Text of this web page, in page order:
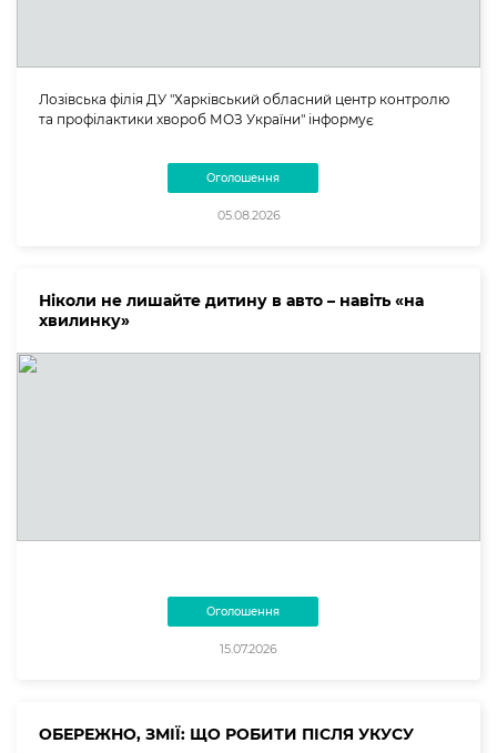
Лозівська філія ДУ "Харківський обласний центр контролю
та профілактики хвороб МОЗ України" інформує
Оголошення
05.08.2026
Ніколи не лишайте дитину в авто – навіть «на
хвилинку»
Оголошення
15.07.2026
ОБЕРЕЖНО, ЗМІЇ: ЩО РОБИТИ ПІСЛЯ УКУСУ